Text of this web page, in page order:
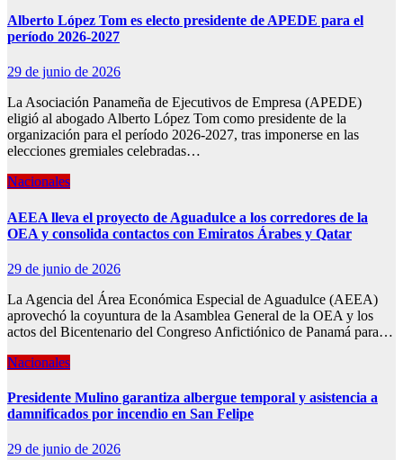
Alberto López Tom es electo presidente de APEDE para el
período 2026-2027
29 de junio de 2026
La Asociación Panameña de Ejecutivos de Empresa (APEDE)
eligió al abogado Alberto López Tom como presidente de la
organización para el período 2026-2027, tras imponerse en las
elecciones gremiales celebradas…
Nacionales
AEEA lleva el proyecto de Aguadulce a los corredores de la
OEA y consolida contactos con Emiratos Árabes y Qatar
29 de junio de 2026
La Agencia del Área Económica Especial de Aguadulce (AEEA)
aprovechó la coyuntura de la Asamblea General de la OEA y los
actos del Bicentenario del Congreso Anfictiónico de Panamá para…
Nacionales
Presidente Mulino garantiza albergue temporal y asistencia a
damnificados por incendio en San Felipe
29 de junio de 2026